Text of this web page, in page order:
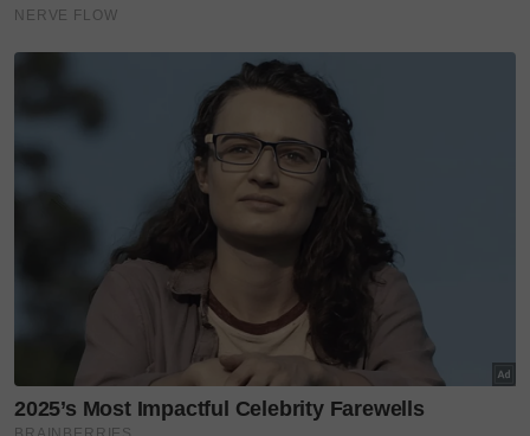
Telur yang sudah rosak akan mengeluarkan bau
busuk atau lebih mudah dipanggil telur tembelang
(telur busuk).
Segeralah buang telur yang mengeluarkan bau
busuk atau tidak menyenangkan.
Oleh kerana teknik ini sangat dipercayai, ia adalah
idea yang baik untuk mencium bau setiap telur
sebelum menggunakannya.
2. Lihat keadaan kuning dan putih telur